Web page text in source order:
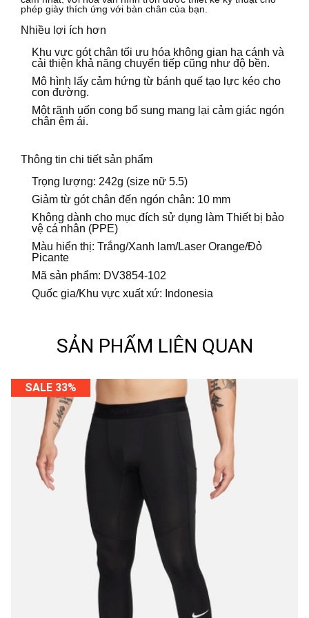
phép giày thích ứng với bàn chân của bạn.
Nhiều lợi ích hơn
Khu vực gót chân tối ưu hóa không gian hạ cánh và
cải thiện khả năng chuyển tiếp cũng như độ bền.
Mô hình lấy cảm hứng từ bánh quế tạo lực kéo cho
con đường.
Một rãnh uốn cong bổ sung mang lại cảm giác ngón
chân êm ái.
Thông tin chi tiết sản phẩm
Trọng lượng: 242g (size nữ 5.5)
Giảm từ gót chân đến ngón chân: 10 mm
Không dành cho mục đích sử dụng làm Thiết bị bảo
vệ cá nhân (PPE)
Màu hiển thị: Trắng/Xanh lam/Laser Orange/Đỏ
Picante
Mã sản phẩm: DV3854-102
Quốc gia/Khu vực xuất xứ: Indonesia
SẢN PHẨM LIÊN QUAN
SALE 33%